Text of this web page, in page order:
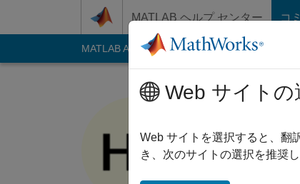
コンテンツへスキップ
MATLAB ヘルプ センター コ
MATLAB Answers File Exchange Cody
Hari
Last seen: 3年
Followers:0
Web サイトの
Web サイトを選択すると、翻
き、次のサイトの選択を推奨